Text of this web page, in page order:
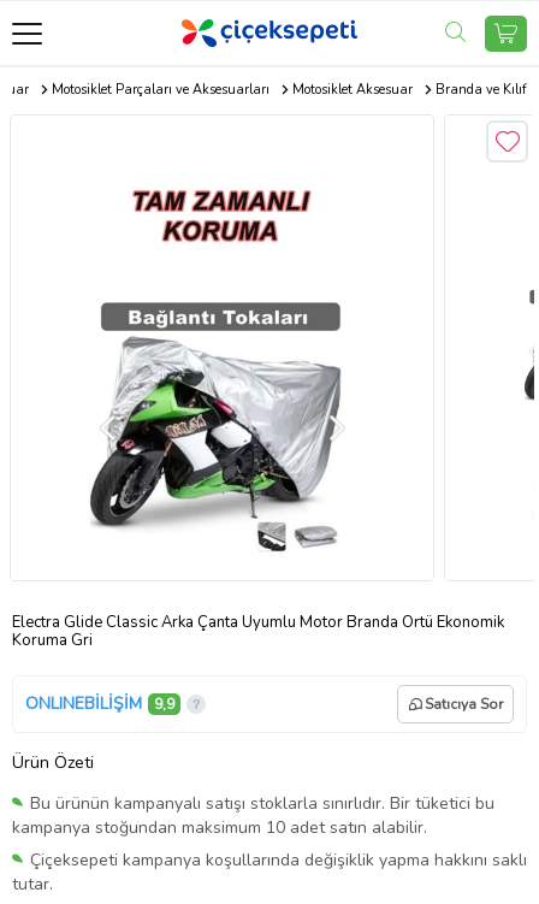
Motosiklet Parçaları ve Aksesuarları Motosiklet Aksesuar Branda ve Kılıf
Electra Glide Classic Arka Çanta Uyumlu Motor Branda Örtü Ekonomik
Koruma Gri
ONLINEBİLİŞİM 9,9 Satıcıya Sor
Ürün Özeti
Bu ürünün kampanyalı satışı stoklarla sınırlıdır. Bir tüketici bu
kampanya stoğundan maksimum 10 adet satın alabilir.
Çiçeksepeti kampanya koşullarında değişiklik yapma hakkını saklı
tutar.